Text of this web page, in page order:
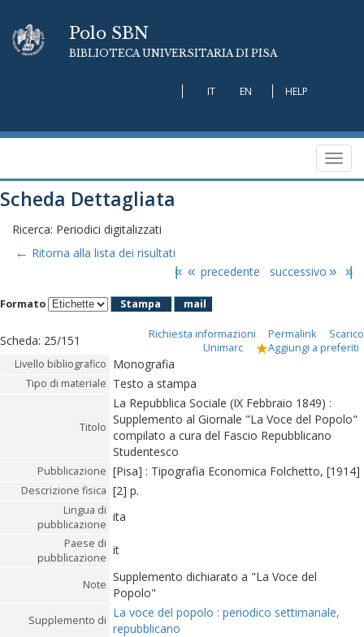
Polo SBN
BIBLIOTECA UNIVERSITARIA DI PISA
IT EN HELP
Scheda Dettagliata
Ricerca: Periodici digitalizzati
← Ritorna alla lista dei risultati
|« « precedente successivo » »|
Formato Stampa mail
Scheda: 25/151 Richiesta informazioni Permalink
Scarico
Unimarc
Aggiungi a preferiti
Livello bibliografico Monografia
Tipo di materiale Testo a stampa
Titolo
La Repubblica Sociale (IX Febbraio 1849) :
Supplemento al Giornale "La Voce del Popolo"
compilato a cura del Fascio Repubblicano
Studentesco
Pubblicazione [Pisa] : Tipografia Economica Folchetto, [1914]
Descrizione fisica [2] p.
Lingua di
pubblicazione
ita
Paese di
pubblicazione
it
Note
Supplemento dichiarato a "La Voce del
Popolo"
Supplemento di
La voce del popolo : periodico settimanale,
repubblicano